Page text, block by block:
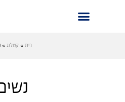
בית » קטלוג »